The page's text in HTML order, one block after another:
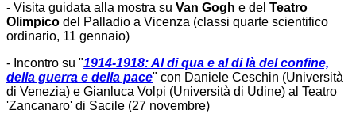
- Visita guidata alla mostra su Van Gogh e del Teatro
Olimpico del Palladio a Vicenza (classi quarte scientifico
ordinario, 11 gennaio)
- Incontro su "1914-1918: Al di qua e al di là del confine,
della guerra e della pace" con Daniele Ceschin (Università
di Venezia) e Gianluca Volpi (Università di Udine) al Teatro
'Zancanaro' di Sacile (27 novembre)